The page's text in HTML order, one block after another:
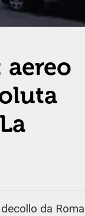
da Roma